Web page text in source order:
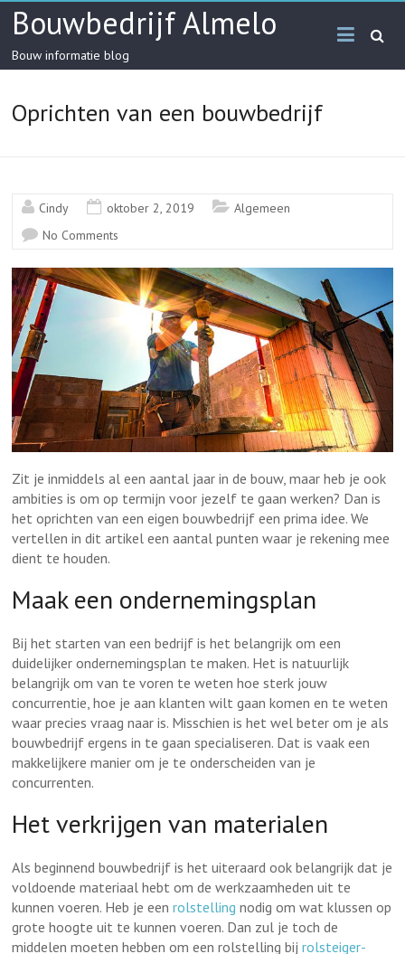
SkipBouwbedrijf Almelo
Bouw informatie blog
Oprichten van een bouwbedrijf
Cindy oktober 2, 2019
Algemeen
No Comments
Zit je inmiddels al een aantal jaar in de bouw, maar heb je ook
ambities is om op termijn voor jezelf te gaan werken? Dan is
het oprichten van een eigen bouwbedrijf een prima idee. We
vertellen in dit artikel een aantal punten waar je rekening mee
dient te houden.
Maak een ondernemingsplan
Bij het starten van een bedrijf is het belangrijk om een
duidelijker ondernemingsplan te maken. Het is natuurlijk
belangrijk om van te voren te weten hoe sterk jouw
concurrentie, hoe je aan klanten wilt gaan komen en te weten
waar precies vraag naar is. Misschien is het wel beter om je als
bouwbedrijf ergens in te gaan specialiseren. Dat is vaak een
makkelijkere manier om je te onderscheiden van je
concurrenten.
Het verkrijgen van materialen
Als beginnend bouwbedrijf is het uiteraard ook belangrijk dat je
voldoende materiaal hebt om de werkzaamheden uit te
kunnen voeren. Heb je eenrolstelling nodig om wat klussen op
grote hoogte uit te kunnen voeren. Dan zul je toch de
middelen moeten hebben om een rolstelling bijrolsteiger-